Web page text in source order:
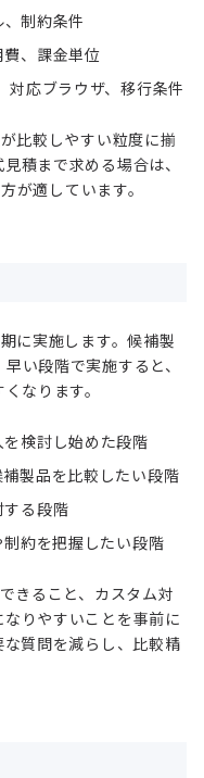
制約条件
、課金単位
対応ブラウザ、移行条件
比較しやすい粒度に揃
積まで求める場合は、
が適しています。
に実施します。候補製
い段階で実施すると、
なります。
検討し始めた段階
製品を比較したい段階
る段階
約を把握したい段階
きること、カスタム対
りやすいことを事前に
質問を減らし、比較精